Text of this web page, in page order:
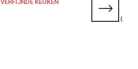
KEUKEN